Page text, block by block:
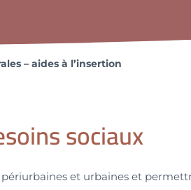
– aides à l’insertion
sociaux
et urbaines et